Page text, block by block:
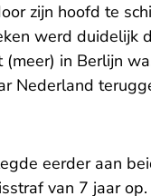
zijn hoofd te
werd duidelijk
in Berlijn
Nederland
eerder aan
van 7 jaar